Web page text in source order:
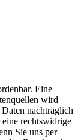
Eine
wird
nachträglich
rechtswidrige
Sie uns per